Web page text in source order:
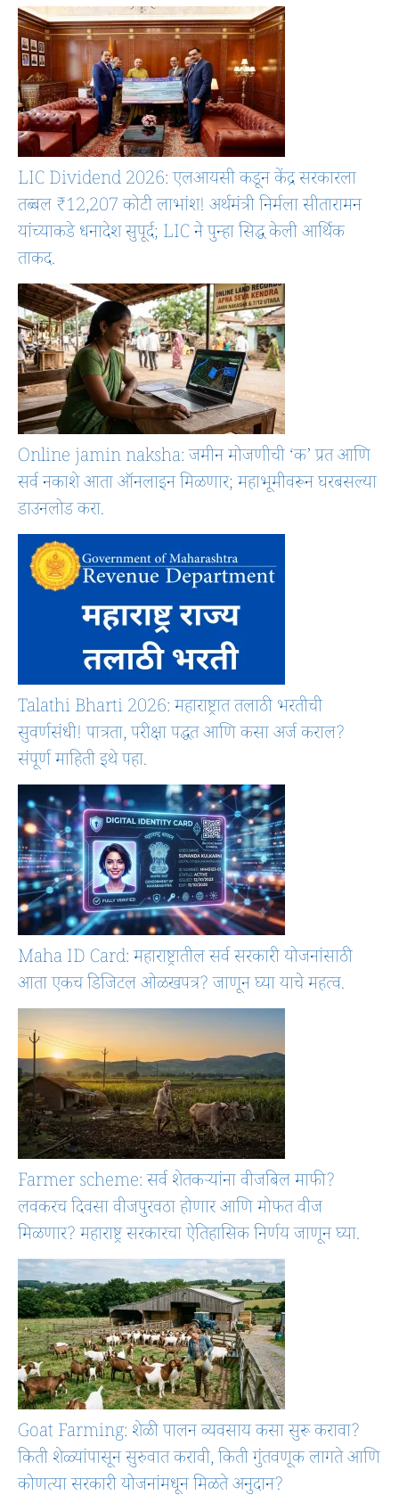
LIC Dividend 2026: एलआयसी कडून केंद्र सरकारला
तब्बल ₹12,207 कोटी लाभांश! अर्थमंत्री निर्मला सीतारामन
यांच्याकडे धनादेश सुपूर्द; LIC ने पुन्हा सिद्ध केली आर्थिक
ताकद.
Online jamin naksha: जमीन मोजणीची ‘क’ प्रत आणि
सर्व नकाशे आता ऑनलाइन मिळणार; महाभूमीवरून घरबसल्या
डाउनलोड करा.
Talathi Bharti 2026: महाराष्ट्रात तलाठी भरतीची
सुवर्णसंधी! पात्रता, परीक्षा पद्धत आणि कसा अर्ज कराल?
संपूर्ण माहिती इथे पहा.
Maha ID Card: महाराष्ट्रातील सर्व सरकारी योजनांसाठी
आता एकच डिजिटल ओळखपत्र? जाणून घ्या याचे महत्व.
Farmer scheme: सर्व शेतकऱ्यांना वीजबिल माफी?
लवकरच दिवसा वीजपुरवठा होणार आणि मोफत वीज
मिळणार? महाराष्ट्र सरकारचा ऐतिहासिक निर्णय जाणून घ्या.
Goat Farming: शेळी पालन व्यवसाय कसा सुरू करावा?
किती शेळ्यांपासून सुरुवात करावी, किती गुंतवणूक लागते आणि
कोणत्या सरकारी योजनांमधून मिळते अनुदान?